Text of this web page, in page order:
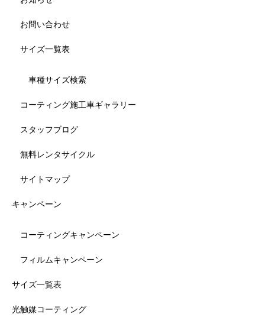
お問い合わせ
サイズ一覧表
車種サイズ検索
コーティング施工車ギャラリー
スタッフブログ
無料レンタサイクル
サイトマップ
キャンペーン
コーティングキャンペーン
フィルムキャンペーン
サイズ一覧表
光触媒コーティング